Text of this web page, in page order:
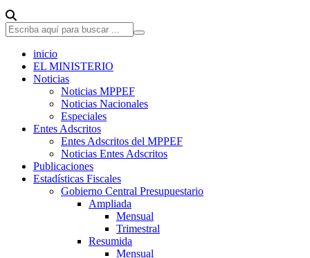
inicio
EL MINISTERIO
Noticias
Noticias MPPEF
Noticias Nacionales
Especiales
Entes Adscritos
Entes Adscritos del MPPEF
Noticias Entes Adscritos
Publicaciones
Estadísticas Fiscales
Gobierno Central Presupuestario
Ampliada
Mensual
Trimestral
Resumida
Mensual